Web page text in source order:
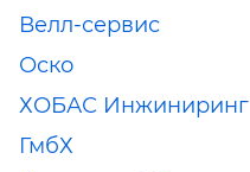
Велл-сервис
Оско
ХОБАС Инжиниринг
ГмбХ